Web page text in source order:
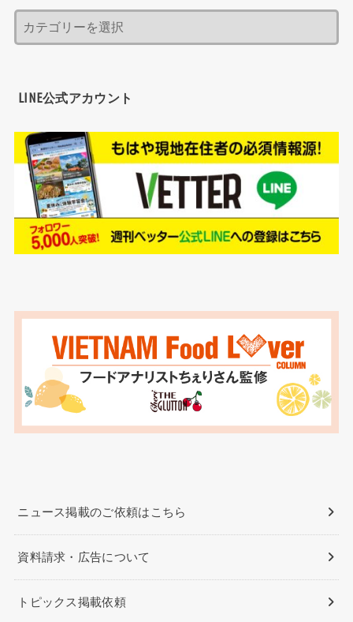
LINE公式アカウント
ニュース掲載のご依頼はこちら
資料請求・広告について
トピックス掲載依頼